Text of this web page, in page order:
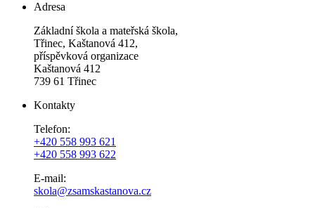
Adresa
Základní škola a mateřská škola,
Třinec, Kaštanová 412,
příspěvková organizace
Kaštanová 412
739 61 Třinec
Kontakty
Telefon:
+420 558 993 621
+420 558 993 622
E-mail:
skola@zsamskastanova.cz